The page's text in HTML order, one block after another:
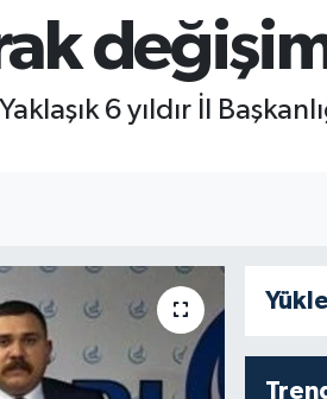
6 yıldır İl